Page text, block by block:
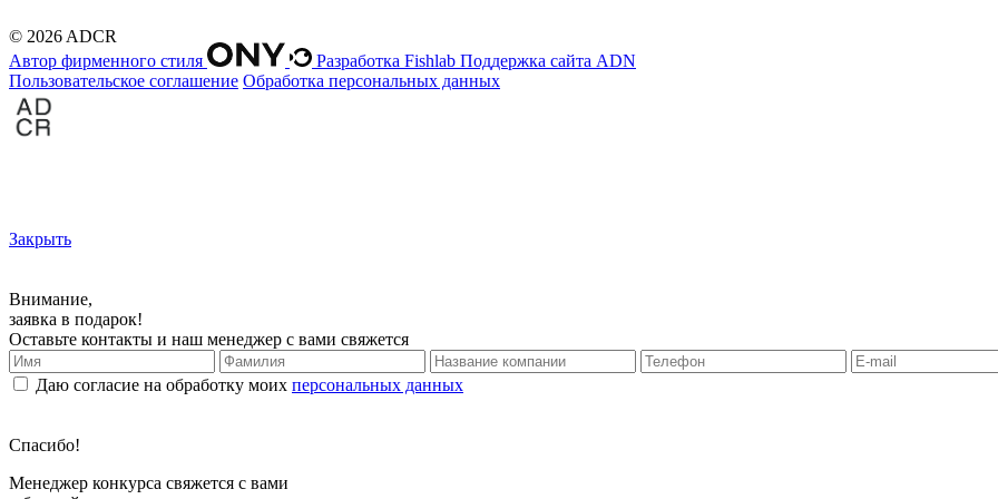
© 2026 ADCR
Автор фирменного стиля
Разработка Fishlab Поддержка сайта ADN
Пользовательское соглашение Обработка персональных данных
Закрыть
Внимание,
заявка в подарок!
Оставьте контакты и наш менеджер с вами свяжется
Даю согласие на обработку моих персональных данных
Спасибо!
Менеджер конкурса свяжется с вами